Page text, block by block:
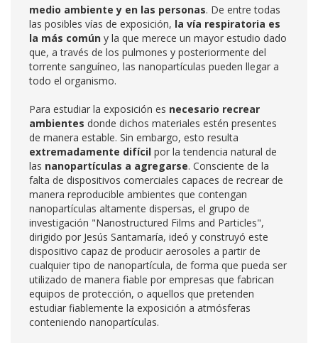
medio ambiente y en las personas. De entre todas
las posibles vías de exposición, la vía respiratoria es
la más común y la que merece un mayor estudio dado
que, a través de los pulmones y posteriormente del
torrente sanguíneo, las nanopartículas pueden llegar a
todo el organismo.
Para estudiar la exposición es necesario recrear
ambientes donde dichos materiales estén presentes
de manera estable. Sin embargo, esto resulta
extremadamente difícil por la tendencia natural de
las nanopartículas a agregarse. Consciente de la
falta de dispositivos comerciales capaces de recrear de
manera reproducible ambientes que contengan
nanopartículas altamente dispersas, el grupo de
investigación "Nanostructured Films and Particles",
dirigido por Jesús Santamaría, ideó y construyó este
dispositivo capaz de producir aerosoles a partir de
cualquier tipo de nanopartícula, de forma que pueda ser
utilizado de manera fiable por empresas que fabrican
equipos de protección, o aquellos que pretenden
estudiar fiablemente la exposición a atmósferas
conteniendo nanopartículas.